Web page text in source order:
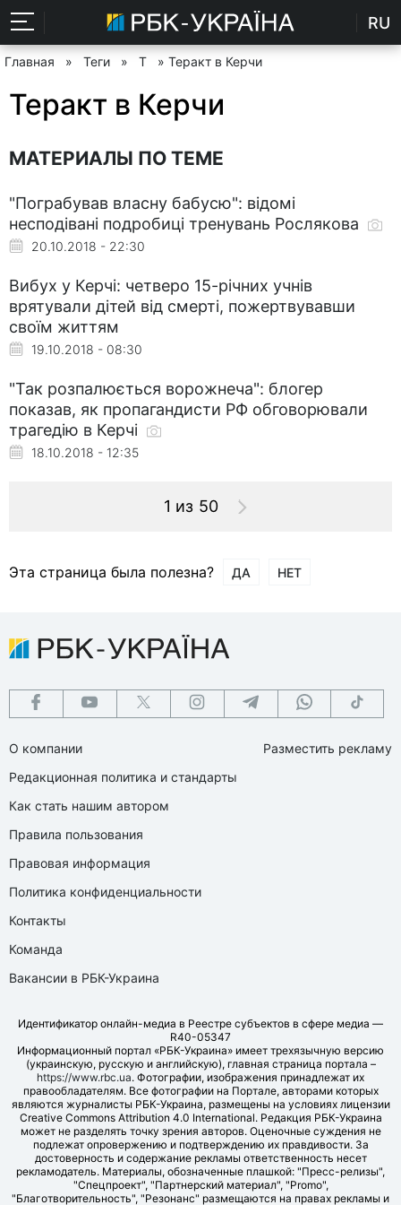
RU
Главная » Теги » Т » Теракт в Керчи
Теракт в Керчи
МАТЕРИАЛЫ ПО ТЕМЕ
"Пограбував власну бабусю": відомі
несподівані подробиці тренувань Рослякова
20.10.2018 - 22:30
Вибух у Керчі: четверо 15-річних учнів
врятували дітей від смерті, пожертвувавши
своїм життям
19.10.2018 - 08:30
"Так розпалюється ворожнеча": блогер
показав, як пропагандисти РФ обговорювали
трагедію в Керчі
18.10.2018 - 12:35
1 из 50
Эта страница была полезна? ДА НЕТ
О компании
Редакционная политика и стандарты
Как стать нашим автором
Правила пользования
Правовая информация
Политика конфиденциальности
Контакты
Команда
Вакансии в РБК-Украина
Разместить рекламу
Идентификатор онлайн-медиа в Реестре субъектов в сфере медиа —
R40-05347
Информационный портал «РБК-Украина» имеет трехязычную версию
(украинскую, русскую и английскую), главная страница портала –
https://www.rbc.ua. Фотографии, изображения принадлежат их
правообладателям. Все фотографии на Портале, авторами которых
являются журналисты РБК-Украина, размещены на условиях лицензии
Creative Commons Attribution 4.0 International. Редакция РБК-Украина
может не разделять точку зрения авторов. Оценочные суждения не
подлежат опровержению и подтверждению их правдивости. За
достоверность и содержание рекламы ответственность несет
рекламодатель. Материалы, обозначенные плашкой: "Пресс-релизы",
"Спецпроект", "Партнерский материал", "Promo",
"Благотворительность", "Резонанс" размещаются на правах рекламы и